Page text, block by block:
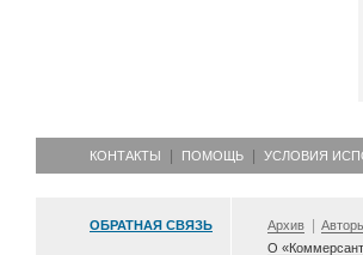
КОНТАКТЫ ПОМОЩЬ УСЛОВИЯ
ОБРАТНАЯ СВЯЗЬ Архив
О